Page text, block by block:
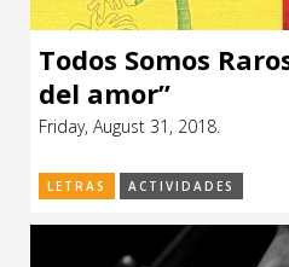
Todos Somos
del amor”
Friday, August 31, 2018.
LETRAS ACTIVIDADES